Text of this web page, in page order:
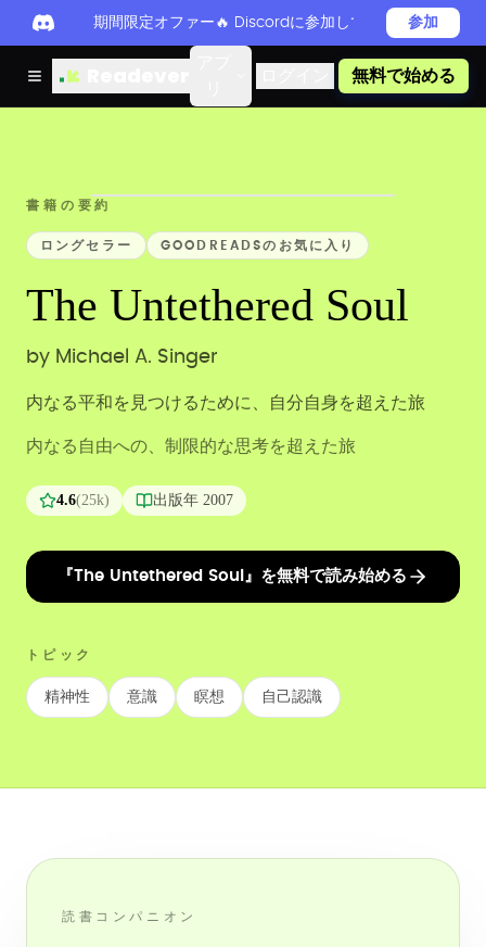
期間限定オファー🔥 Discordに参加してReadever PRO
参加
無料で始める
書籍の要約
ロングセラー GOODREADSのお気に入り
The Untethered Soul
by Michael A. Singer
内なる平和を見つけるために、自分自身を超えた旅
内なる自由への、制限的な思考を超えた旅
4.6(25k) 出版年 2007
『The Untethered Soul』を無料で読み始める
トピック
精神性 意識 瞑想 自己認識
読書コンパニオン